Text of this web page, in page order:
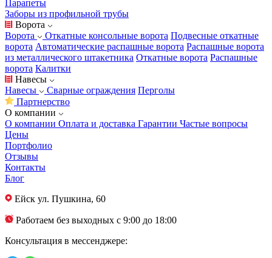
Парапеты
Заборы из профильной трубы
Ворота
Ворота
Откатные консольные ворота Подвесные откатные
ворота Автоматические распашные ворота Распашные ворота
из металлического штакетника Откатные ворота Распашные
ворота Калитки
Навесы
Навесы
Сварные ограждения Перголы
Партнерство
О компании
О компании Оплата и доставка Гарантии Частые вопросы
Цены
Портфолио
Отзывы
Контакты
Блог
Ейск ул. Пушкина, 60
Работаем без выходных с 9:00 до 18:00
Консультация в мессенджере: